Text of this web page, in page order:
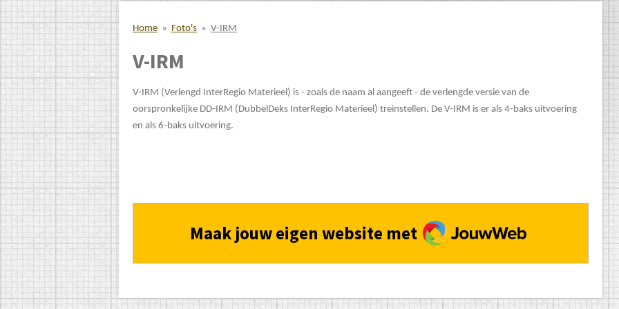
Home » Foto's » V-IRM
V-IRM
V-IRM (Verlengd InterRegio Materieel) is - zoals de naam al aangeeft - de verlengde versie van de
oorspronkelijke DD-IRM (DubbelDeks InterRegio Materieel) treinstellen. De V-IRM is er als 4-baks uitvoering
en als 6-baks uitvoering.
Maak jouw eigen website met JouwWeb